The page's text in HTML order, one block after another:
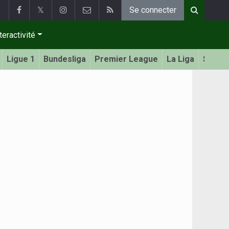
𝕏 Se connecter
Ligue 1 Bundesliga Premier League La Liga Serie